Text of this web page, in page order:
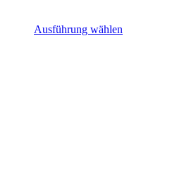
Ausführung wählen